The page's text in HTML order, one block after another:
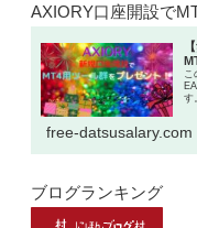
AXIORY口座開設で
す
free-datsusalary.com
ブログランキング